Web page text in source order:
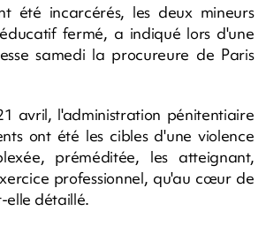
été incarcérés, les deux mineurs
fermé, a indiqué lors d'une
samedi la procureure de Paris
avril, l'administration pénitentiaire
ont été les cibles d'une violence
préméditée, les atteignant,
professionnel, qu'au cœur de
elle détaillé.